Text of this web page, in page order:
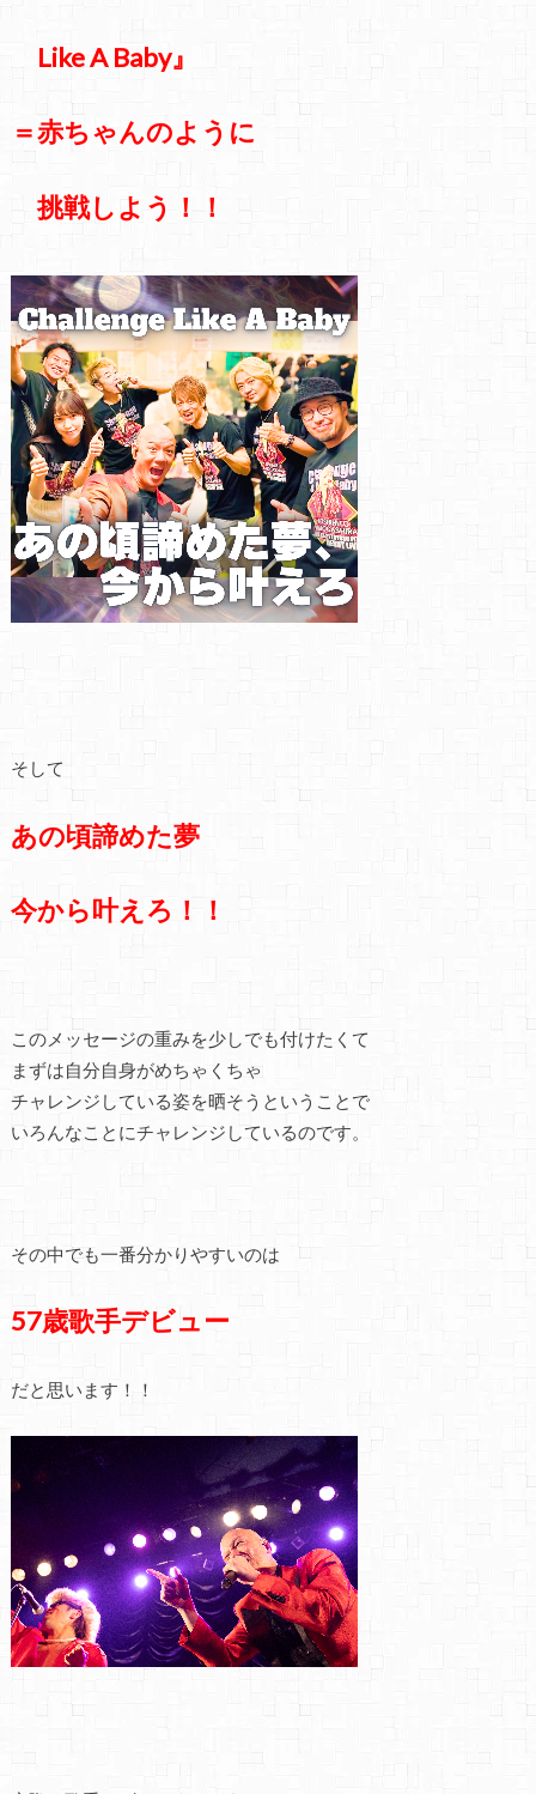
Like A Baby』
＝赤ちゃんのように
挑戦しよう！！
そして
あの頃諦めた夢
今から叶えろ！！
このメッセージの重みを少しでも付けたくて
まずは自分自身がめちゃくちゃ
チャレンジしている姿を晒そうということで
いろんなことにチャレンジしているのです。
その中でも一番分かりやすいのは
57歳歌手デビュー
だと思います！！